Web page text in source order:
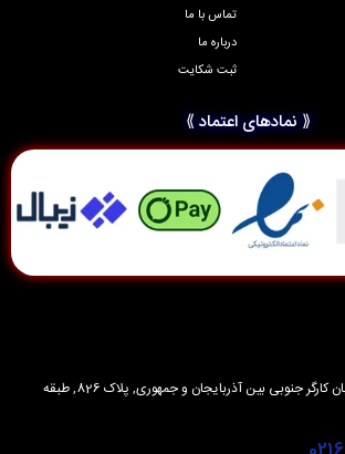
تماس با ما
درباره ما
ثبت شکایت
⟪ نمادهای اعتماد ⟫
تهران, میدان انقلاب, خیابان کارگر جنوبی بین آذربایجان و جمهوری, پلاک 826, طبقه